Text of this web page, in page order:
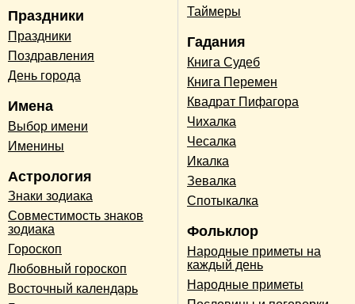
Праздники
Праздники
Поздравления
День города
Имена
Выбор имени
Именины
Астрология
Знаки зодиака
Совместимость знаков
зодиака
Гороскоп
Любовный гороскоп
Восточный календарь
Таймеры
Гадания
Книга Судеб
Книга Перемен
Квадрат Пифагора
Чихалка
Чесалка
Икалка
Зевалка
Спотыкалка
Фольклор
Народные приметы на
каждый день
Народные приметы